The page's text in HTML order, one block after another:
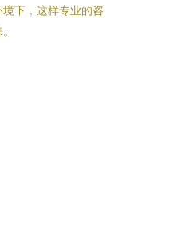
下，这样专业的咨